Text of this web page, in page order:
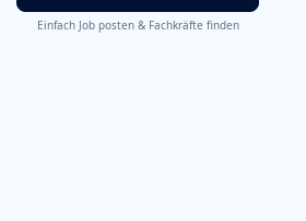
Einfach Job posten & Fachkräfte finden